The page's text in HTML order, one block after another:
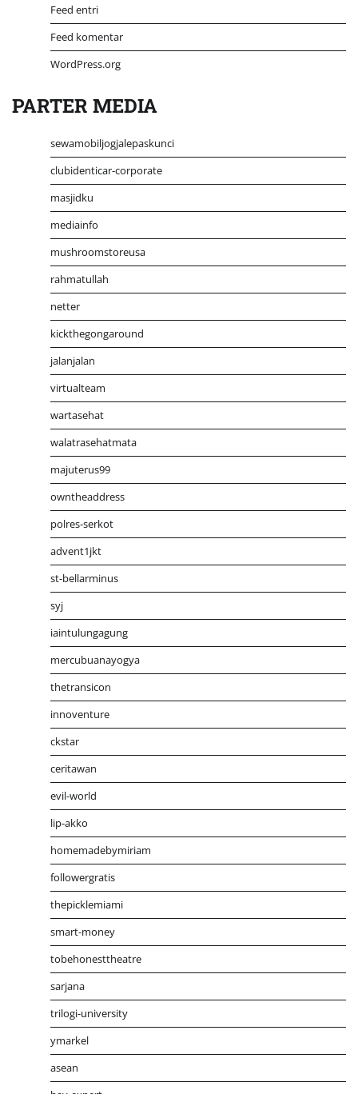
Feed entri
Feed komentar
WordPress.org
PARTER MEDIA
sewamobiljogjalepaskunci
clubidenticar-corporate
masjidku
mediainfo
mushroomstoreusa
rahmatullah
netter
kickthegongaround
jalanjalan
virtualteam
wartasehat
walatrasehatmata
majuterus99
owntheaddress
polres-serkot
advent1jkt
st-bellarminus
syj
iaintulungagung
mercubuanayogya
thetransicon
innoventure
ckstar
ceritawan
evil-world
lip-akko
homemadebymiriam
followergratis
thepicklemiami
smart-money
tobehonesttheatre
sarjana
trilogi-university
ymarkel
asean